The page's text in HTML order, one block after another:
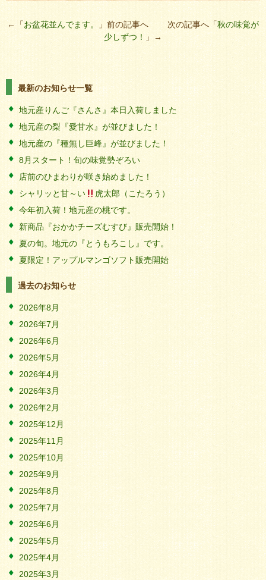
←「お盆花並んでます。 」前の記事へ 次の記事へ「秋の味覚が
少しずつ！ 」→
最新のお知らせ一覧
地元産りんご『さんさ』本日入荷しました
地元産の梨『愛甘水』が並びました！
地元産の『種無し巨峰』が並びました！
8月スタート！旬の味覚勢ぞろい
店前のひまわりが咲き始めました！
シャリッと甘～い
虎太郎（こたろう）
今年初入荷！地元産の桃です。
新商品『おかかチーズむすび』販売開始！
夏の旬。地元の『とうもろこし』です。
夏限定！アップルマンゴソフト販売開始
過去のお知らせ
2026年8月
2026年7月
2026年6月
2026年5月
2026年4月
2026年3月
2026年2月
2025年12月
2025年11月
2025年10月
2025年9月
2025年8月
2025年7月
2025年6月
2025年5月
2025年4月
2025年3月